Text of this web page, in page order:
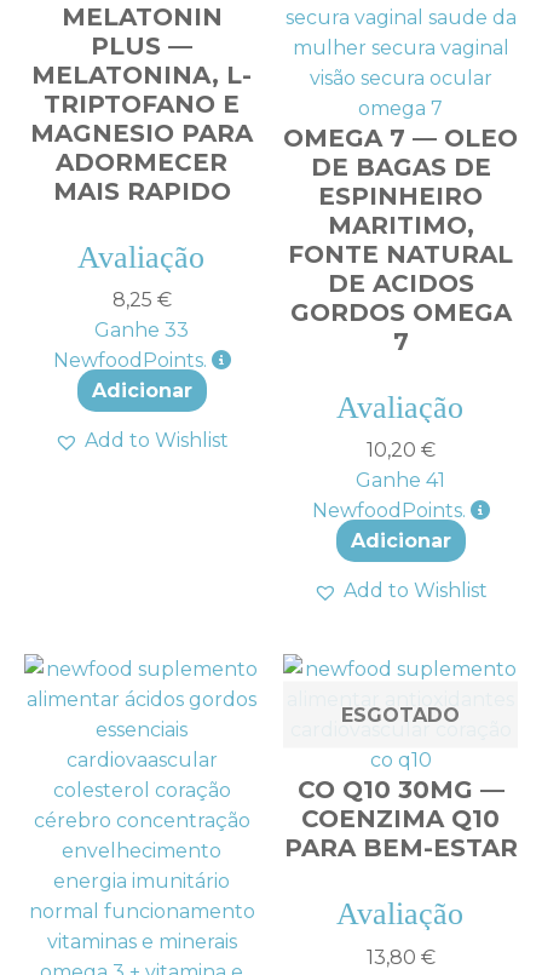
MELATONIN
PLUS —
MELATONINA, L-
TRIPTOFANO E
MAGNESIO PARA
ADORMECER
MAIS RAPIDO
Avaliação
4.50de 5
8,25 €
Ganhe 33
NewfoodPoints.
Adicionar
Add to Wishlist
OMEGA 7 — OLEO
DE BAGAS DE
ESPINHEIRO
MARITIMO,
FONTE NATURAL
DE ACIDOS
GORDOS OMEGA
7
Avaliação
4.60de 5
10,20 €
Ganhe 41
NewfoodPoints.
Adicionar
Add to Wishlist
ESGOTADO
CO Q10 30MG —
COENZIMA Q10
PARA BEM-ESTAR
Avaliação
4.57de 5
13,80 €